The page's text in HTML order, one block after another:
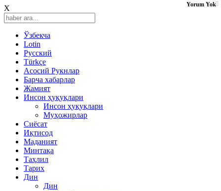
X
Ўзбекча
Lotin
Русский
Türkçe
Асосий Рукнлар
Барча хабарлар
Жамият
Инсон ҳуқуқлари
Инсон ҳуқуқлари
Муҳожирлар
Сиёсат
Иқтисод
Mаданият
Минтақа
Таҳлил
Тарих
Дин
Дин
Yorum Yok